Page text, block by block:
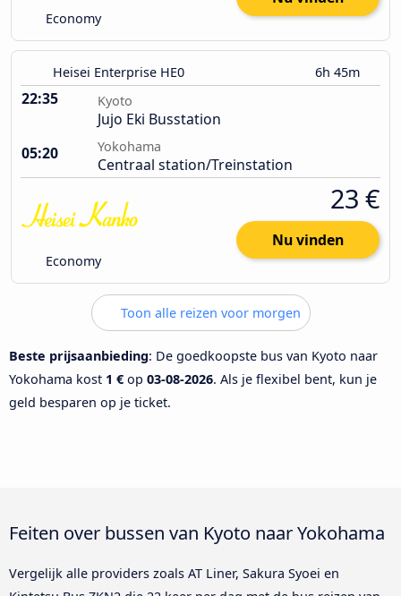
Economy
Heisei Enterprise HE0 6h 45m
22:35 Kyoto
Jujo Eki Busstation
05:20
Yokohama
Centraal station/Treinstation
Economy
23 €
Nu vinden
Toon alle reizen voor morgen
Beste prijsaanbieding: De goedkoopste bus van Kyoto naar
Yokohama kost 1 € op 03-08-2026. Als je flexibel bent, kun je
geld besparen op je ticket.
Feiten over bussen van Kyoto naar Yokohama
Vergelijk alle providers zoals AT Liner, Sakura Syoei en